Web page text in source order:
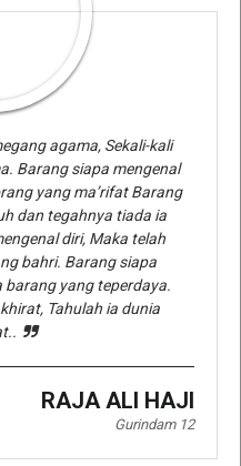
agama, Sekali-kali
Barang siapa mengenal
yang ma’rifat Barang
dan tegahnya tiada ia
diri, Maka telah
bahri. Barang siapa
barang yang teperdaya.
Tahulah ia dunia
RAJA ALI HAJI
Gurindam 12